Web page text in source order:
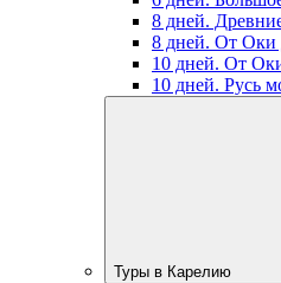
8 дней.
8 дней. От Оки
10 дней. От
10 дней. Русь
Туры в Карелию